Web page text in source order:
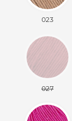
023
027